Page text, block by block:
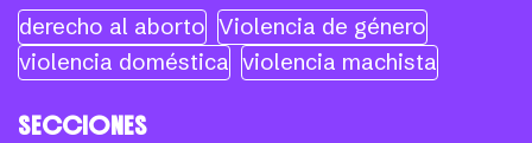
derecho al aborto Violencia de género
violencia doméstica violencia machista
SECCIONES